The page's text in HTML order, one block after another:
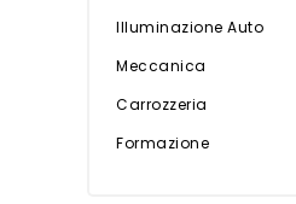
Illuminazione Auto
Meccanica
Carrozzeria
Formazione